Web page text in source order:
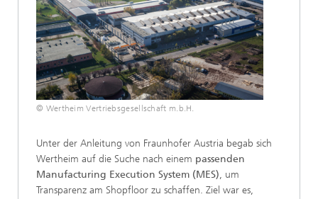
© Wertheim Vertriebsgesellschaft m.b.H.
Unter der Anleitung von Fraunhofer Austria begab sich
Wertheim auf die Suche nach einem passenden
Manufacturing Execution System (MES), um
Transparenz am Shopfloor zu schaffen. Ziel war es,